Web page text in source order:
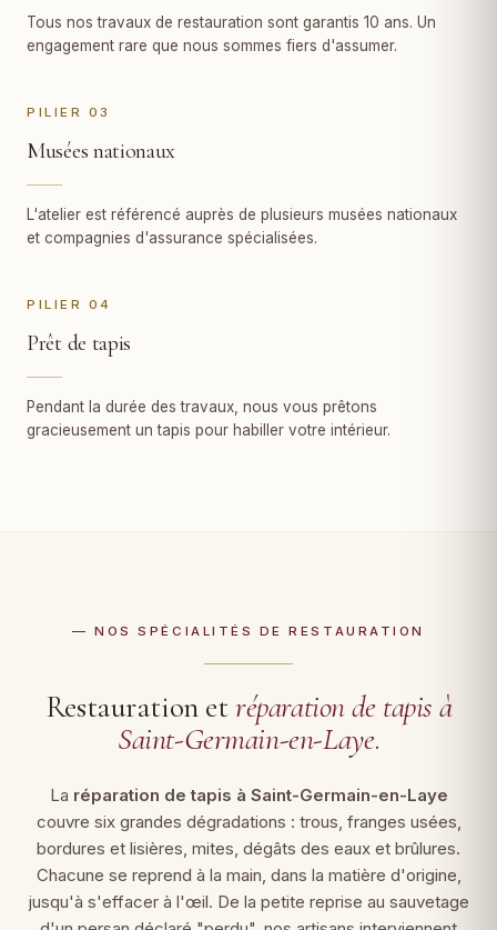
Tous nos travaux de restauration sont garantis 10 ans. Un
engagement rare que nous sommes fiers d'assumer.
PILIER 03
Musées nationaux
L'atelier est référencé auprès de plusieurs musées nationaux
et compagnies d'assurance spécialisées.
PILIER 04
Prêt de tapis
Pendant la durée des travaux, nous vous prêtons
gracieusement un tapis pour habiller votre intérieur.
— NOS SPÉCIALITÉS DE RESTAURATION
Restauration etréparation de tapis à
Saint-Germain-en-Laye.
La réparation de tapis à Saint-Germain-en-Laye
couvre six grandes dégradations : trous, franges usées,
bordures et lisières, mites, dégâts des eaux et brûlures.
Chacune se reprend à la main, dans la matière d'origine,
jusqu'à s'effacer à l'œil. De la petite reprise au sauvetage